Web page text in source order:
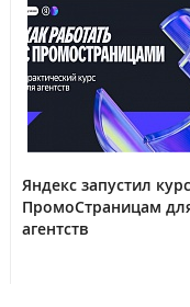
Яндекс запустил
ПромоСтраницам
агентств